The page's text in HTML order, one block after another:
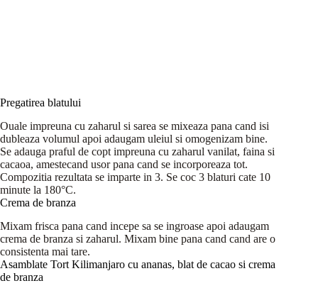
Pregatirea blatului
Ouale impreuna cu zaharul si sarea se mixeaza pana cand isi
dubleaza volumul apoi adaugam uleiul si omogenizam bine.
Se adauga praful de copt impreuna cu zaharul vanilat, faina si
cacaoa, amestecand usor pana cand se incorporeaza tot.
Compozitia rezultata se imparte in 3. Se coc 3 blaturi cate 10
minute la 180°C.
Crema de branza
Mixam frisca pana cand incepe sa se ingroase apoi adaugam
crema de branza si zaharul. Mixam bine pana cand cand are o
consistenta mai tare.
Asamblate Tort Kilimanjaro cu ananas, blat de cacao si crema
de branza